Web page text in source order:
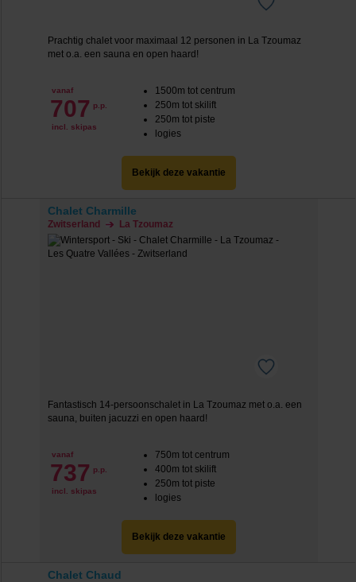
Prachtig chalet voor maximaal 12 personen in La Tzoumaz
met o.a. een sauna en open haard!
vanaf
707 p.p.
incl. skipas
1500m tot centrum
250m tot skilift
250m tot piste
logies
Bekijk deze vakantie
Chalet Charmille
Zwitserland La Tzoumaz
Fantastisch 14-persoonschalet in La Tzoumaz met o.a. een
sauna, buiten jacuzzi en open haard!
vanaf
737 p.p.
incl. skipas
750m tot centrum
400m tot skilift
250m tot piste
logies
Bekijk deze vakantie
Chalet Chaud